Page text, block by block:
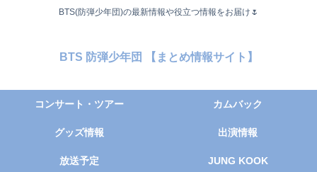
BTS(防弾少年団)の最新情報や役立つ情報をお届け🌷
BTS 防弾少年団 【まとめ情報サイト】
コンサート・ツアー カムバック
グッズ情報 出演情報
放送予定 JUNG KOOK